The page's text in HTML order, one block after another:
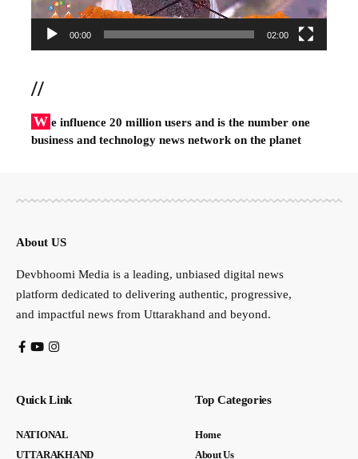
00:00 02:00
//
W e influence 20 million users and is the number one
business and technology news network on the planet
About US
Devbhoomi Media is a leading, unbiased digital news
platform dedicated to delivering authentic, progressive,
and impactful news from Uttarakhand and beyond.
Quick Link
NATIONAL
UTTARAKHAND
Top Categories
Home
About Us